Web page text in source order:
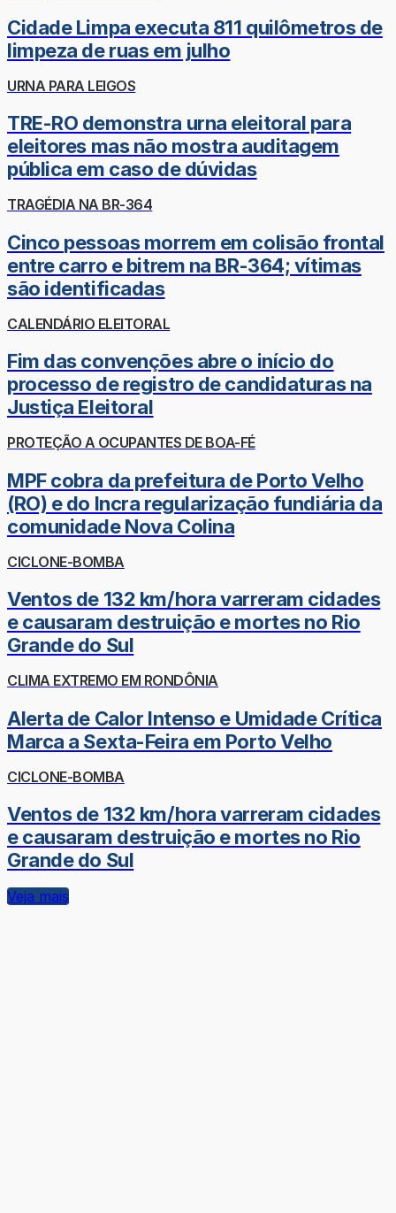
Cidade Limpa executa 811 quilômetros de
limpeza de ruas em julho
URNA PARA LEIGOS
TRE-RO demonstra urna eleitoral para
eleitores mas não mostra auditagem
pública em caso de dúvidas
TRAGÉDIA NA BR-364
Cinco pessoas morrem em colisão frontal
entre carro e bitrem na BR-364; vítimas
são identificadas
CALENDÁRIO ELEITORAL
Fim das convenções abre o início do
processo de registro de candidaturas na
Justiça Eleitoral
PROTEÇÃO A OCUPANTES DE BOA-FÉ
MPF cobra da prefeitura de Porto Velho
(RO) e do Incra regularização fundiária da
comunidade Nova Colina
CICLONE-BOMBA
Ventos de 132 km/hora varreram cidades
e causaram destruição e mortes no Rio
Grande do Sul
CLIMA EXTREMO EM RONDÔNIA
Alerta de Calor Intenso e Umidade Crítica
Marca a Sexta-Feira em Porto Velho
CICLONE-BOMBA
Ventos de 132 km/hora varreram cidades
e causaram destruição e mortes no Rio
Grande do Sul
Veja mais